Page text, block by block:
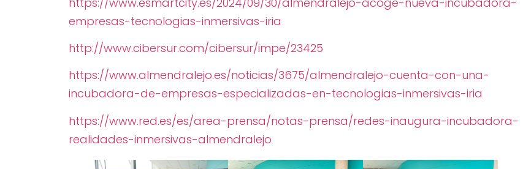
empresas-tecnologias-inmersivas-iria
http://www.cibersur.com/cibersur/impe/23425
https://www.almendralejo.es/noticias/3675/almendralejo-cuenta-con-una-
incubadora-de-empresas-especializadas-en-tecnologias-inmersivas-iria
https://www.red.es/es/area-prensa/notas-prensa/redes-inaugura-incubadora-
realidades-inmersivas-almendralejo